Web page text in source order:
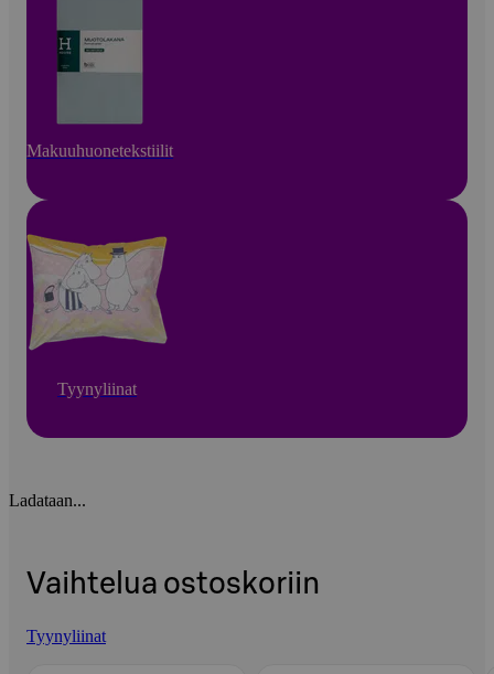
Makuuhuonetekstiilit
Tyynyliinat
Ladataan...
Vaihtelua ostoskoriin
Tyynyliinat